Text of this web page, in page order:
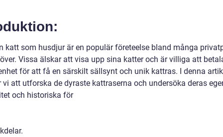
katt som husdjur är en populär företeelse bland många
Vissa älskar att visa upp sina katter och är villiga att
för att få en särskilt sällsynt och unik kattras. I denna
vi att utforska de dyraste kattraserna och undersöka deras
och historiska för